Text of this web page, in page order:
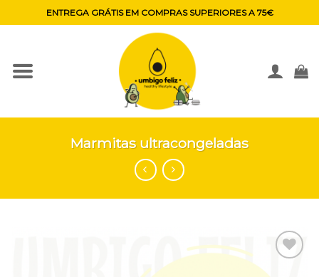
to
ENTREGA GRÁTIS EM COMPRAS SUPERIORES A 75€
Marmitas ultracongeladas
Adicionar